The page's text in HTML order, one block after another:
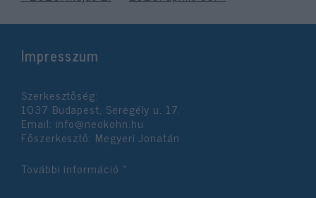
Impresszum
Szerkesztőség:
1037 Budapest, Seregély u. 17.
Email: info@neokohn.hu
Főszerkesztő: Megyeri Jonatán
További információ »